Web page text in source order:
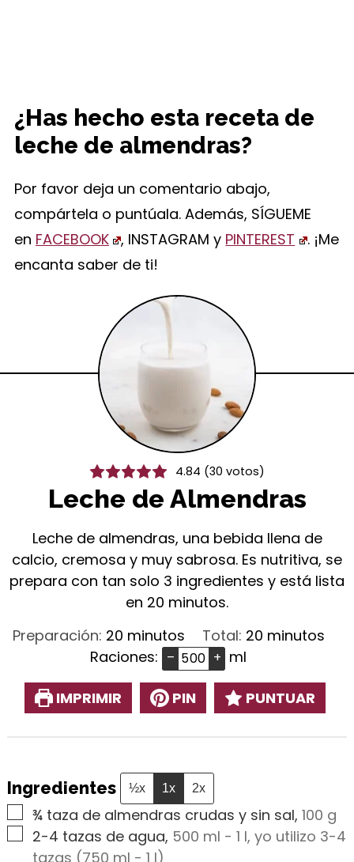
¿Has hecho esta receta de
leche de almendras?
Por favor deja un comentario abajo,
compártela o puntúala. Además, SÍGUEME
en FACEBOOK , INSTAGRAM y PINTEREST
. ¡Me
encanta saber de ti!
4.84 (30 votos)
Leche de Almendras
Leche de almendras, una bebida llena de
calcio, cremosa y muy sabrosa. Es nutritiva, se
prepara con tan solo 3 ingredientes y está lista
en 20 minutos.
Preparación: 20minutos
minutos Total: 20minutos
minutos
Raciones: – + ml
IMPRIMIR PIN PUNTUAR
Ingredientes ½x 1x 2x
▢
¾ taza de almendras crudas y sin sal,100 g
▢
2-4 tazas de agua, 500 ml - 1 l, yo utilizo 3-4
tazas (750 ml - 1 l)